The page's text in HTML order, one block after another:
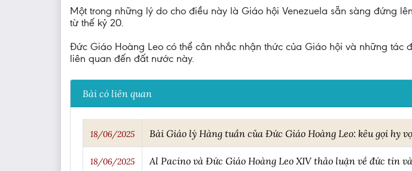
Một trong những lý do cho điều này là Giáo hội Venezuela sẵn sàng đứng
từ thế kỷ 20.
Đức Giáo Hoàng Leo có thể cân nhắc nhận thức của Giáo hội và những
liên quan đến đất nước này.
Bài có liên quan
18/06/2025 Bài Giáo lý Hàng tuần của Đức Giáo Hoàng Leo: kêu gọi hy
18/06/2025 Al Pacino và Đức Giáo Hoàng Leo XIV thảo luận về đức tin